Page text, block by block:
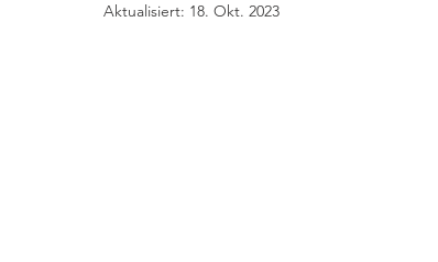
Aktualisiert: 18. Okt. 2023